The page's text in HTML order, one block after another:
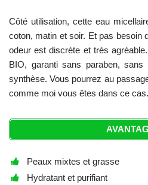
Côté utilisation, cette eau
coton, matin et soir. Et pas besoin
odeur est discrète et très
BIO, garanti sans paraben,
synthèse. Vous pourrez au
comme moi vous êtes dans ce cas.
Peaux mixtes et grasse
Hydratant et purifiant